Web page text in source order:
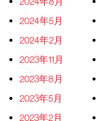
2024年5月
2024年2月
2023年11月
2023年8月
2023年5月
2023年2月